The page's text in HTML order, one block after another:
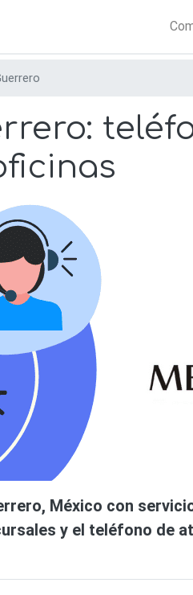
México con
y el teléfono de